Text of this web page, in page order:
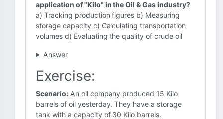
application of "Kilo" in the Oil & Gas industry?
a) Tracking production figures b) Measuring
storage capacity c) Calculating transportation
volumes d) Evaluating the quality of crude oil
Answer
Exercise:
Scenario: An oil company produced 15 Kilo
barrels of oil yesterday. They have a storage
tank with a capacity of 30 Kilo barrels.